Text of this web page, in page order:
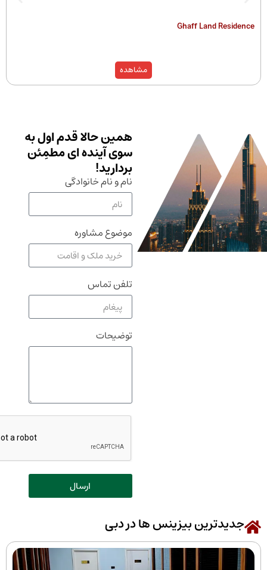
Ghaff
همین حالا قدم اول به
سوی آینده ای مطمِئن
بردارید!
نام و نام خانوادگی
موضوع مشاوره
بیزینس ها در دبی